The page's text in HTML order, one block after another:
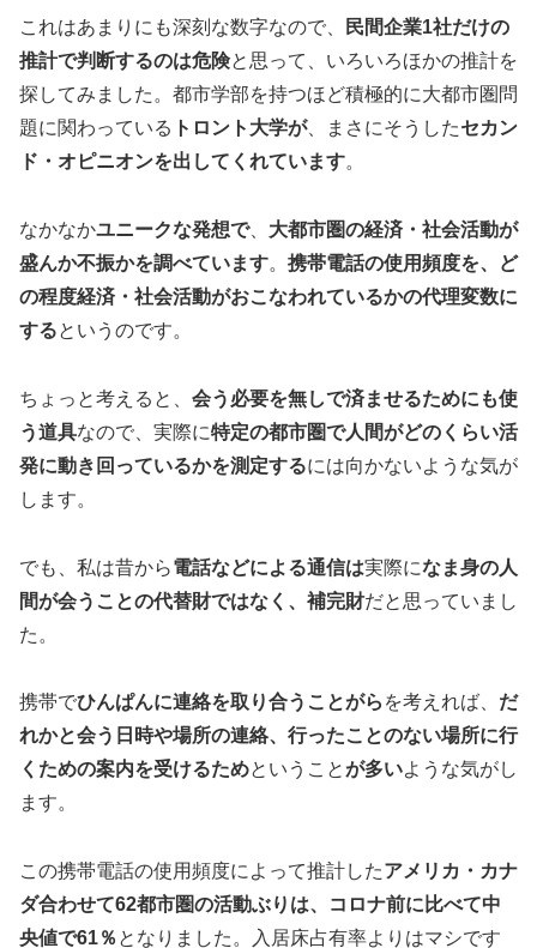
これはあまりにも深刻な数字なので、
民間企業1社だけの
推計で判断するのは危険と思って、いろいろほかの推計を
探してみました。都市学部を持つほど積極的に大都市圏問
題に関わっている トロント大学が、まさにそうしたセカン
ド・オピニオンを出してくれています。
なかなかユニークな発想で、 大都市圏の経済・社会活動が
盛んか不振かを調べています。 携帯電話の使用頻度を、ど
の程度経済・社会活動がおこなわれているかの代理変数に
するというのです。
ちょっと考えると、 会う必要を無しで済ませるためにも使
う道具なので、実際に特定の都市圏で人間がどのくらい活
発に動き回っているかを測定するには向かないような気が
します。
でも、私は昔から電話などによる通信は実際になま身の人
間が会うことの代替財ではなく、補完財だと思っていまし
た。
携帯でひんぱんに連絡を取り合うことがら を考えれば、 だ
れかと会う日時や場所の連絡、行ったことのない場所に行
くための案内を受けるためということが多いような気がし
ます。
この携帯電話の使用頻度によって推計したアメリカ・カナ
ダ合わせて62都市圏の活動ぶりは、コロナ前に比べて中
央値で61％ となりました。入居床占有率よりはマシです